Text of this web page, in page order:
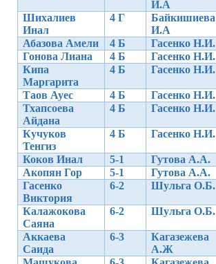
И.А
Шихалиев
Инал
4 Г
Байкишиева
И.А
Абазова Амели
4 Б
Гасенко Н.И.
Гонова Лиана
4 Б
Гасенко Н.И.
Кипа
Маргарита
4 Б Гасенко Н.И.
Таов Ауес 4 Б
Гасенко Н.И.
Тхапсоева
Айдана
4 Б Гасенко Н.И.
Кучуков
Тенгиз
4 Б Гасенко Н.И.
Коков Инал 5-1
Гутова А.А.
Акопян Гор
5-1
Гутова А.А.
Гасенко
Виктория
6-2 Шульга О.Б.
Калажокова
Саяна
6-2 Шульга О.Б.
Аккаева
Саида
6-3
Кагазежева
А.Ж